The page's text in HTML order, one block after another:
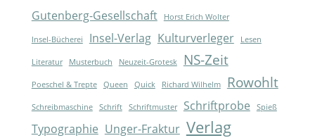
Gutenberg-Gesellschaft Horst Erich Wolter
Insel-Bücherei Insel-Verlag Kulturverleger Lesen
Literatur Musterbuch Neuzeit-Grotesk NS-Zeit
Poeschel & Trepte Queen Quick Richard Wilhelm Rowohlt
Schreibmaschine Schrift Schriftmuster Schriftprobe Spieß
Typographie Unger-Fraktur Verlag